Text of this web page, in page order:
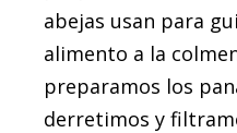
abejas usan para
alimento a la
preparamos los
derretimos y